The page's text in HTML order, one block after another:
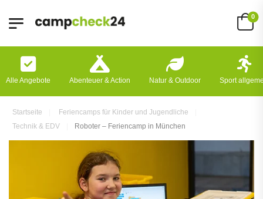
0
Alle Angebote Abenteuer & Action Natur & Outdoor Sport
Startseite
Feriencamps für Kinder und Jugendliche
Technik & EDV
Roboter – Feriencamp in München